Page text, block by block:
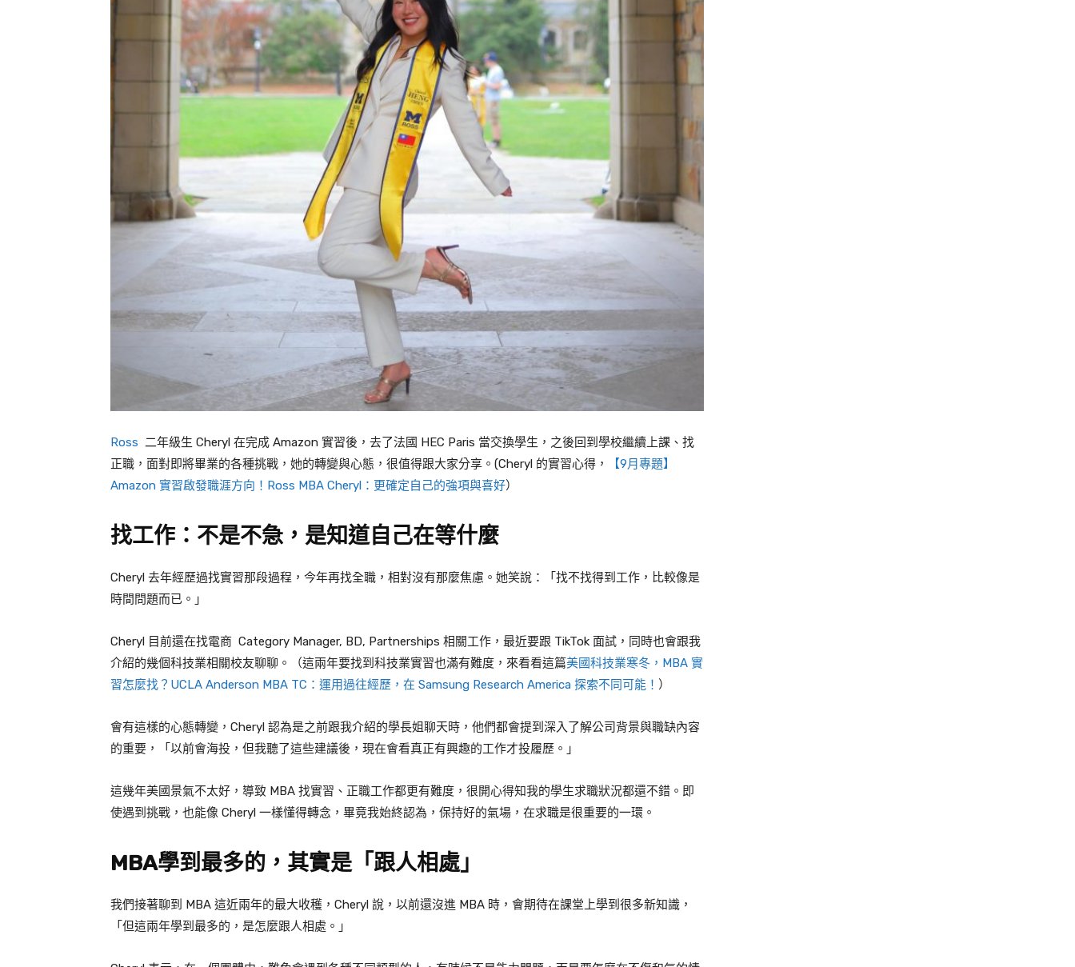
Ross 二年級生 Cheryl 在完成 Amazon 實習後，去了法國 HEC Paris 當交換學生，之後回到學校繼續上課、找
正職，面對即將畢業的各種挑戰，她的轉變與心態，很值得跟大家分享。(Cheryl 的實習心得，
【9月專題】
Amazon 實習啟發職涯方向！Ross MBA Cheryl：更確定自己的強項與喜好）
找工作：不是不急，是知道自己在等什麼
Cheryl 去年經歷過找實習那段過程，今年再找全職，相對沒有那麼焦慮。她笑說：「找不找得到工作，比較像是
時間問題而已。」
Cheryl 目前還在找電商 Category Manager, BD, Partnerships 相關工作，最近要跟 TikTok 面試，同時也會跟我
介紹的幾個科技業相關校友聊聊。（這兩年要找到科技業實習也滿有難度，來看看這篇美國科技業寒冬，MBA 實
習怎麼找？UCLA Anderson MBA TC：運用過往經歷，在 Samsung Research America 探索不同可能！ ）
會有這樣的心態轉變，Cheryl 認為是之前跟我介紹的學長姐聊天時，他們都會提到深入了解公司背景與職缺內容
的重要，「以前會海投，但我聽了這些建議後，現在會看真正有興趣的工作才投履歷。」
這幾年美國景氣不太好，導致 MBA 找實習、正職工作都更有難度，很開心得知我的學生求職狀況都還不錯。即
使遇到挑戰，也能像 Cheryl 一樣懂得轉念，畢竟我始終認為，保持好的氣場，在求職是很重要的一環。
MBA學到最多的，其實是「跟人相處」
我們接著聊到 MBA 這近兩年的最大收穫，Cheryl 說，以前還沒進 MBA 時，會期待在課堂上學到很多新知識，
「但這兩年學到最多的，是怎麼跟人相處。」